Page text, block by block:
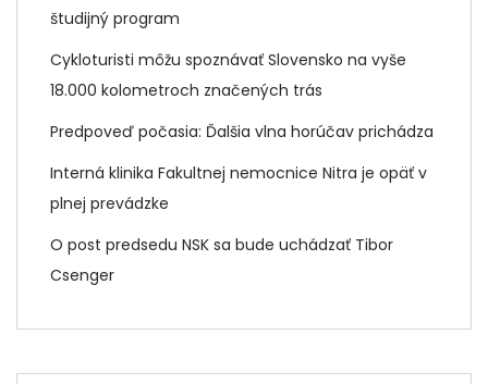
študijný program
Cykloturisti môžu spoznávať Slovensko na vyše
18.000 kolometroch značených trás
Predpoveď počasia: Ďalšia vlna horúčav prichádza
Interná klinika Fakultnej nemocnice Nitra je opäť v
plnej prevádzke
O post predsedu NSK sa bude uchádzať Tibor
Csenger